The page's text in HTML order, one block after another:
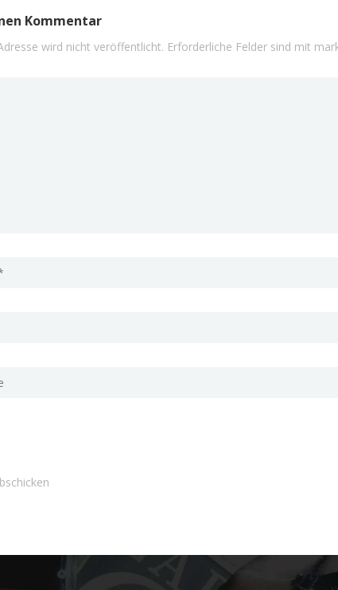
Kommentar
wird nicht veröffentlicht. Erforderliche Felder sind mit